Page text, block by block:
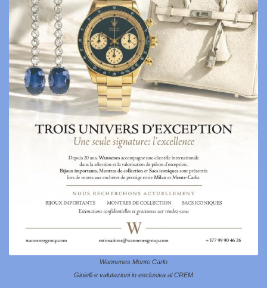
Wannenes Monte Carlo
Gioielli e valutazioni in esclusiva al CREM